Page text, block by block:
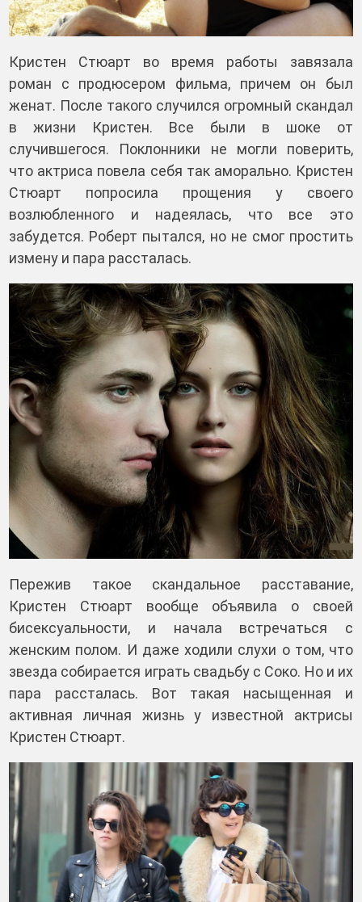
Кристен Стюарт во время работы завязала
роман с продюсером фильма, причем он был
женат. После такого случился огромный скандал
в жизни Кристен. Все были в шоке от
случившегося. Поклонники не могли поверить,
что актриса повела себя так аморально. Кристен
Стюарт попросила прощения у своего
возлюбленного и надеялась, что все это
забудется. Роберт пытался, но не смог простить
измену и пара рассталась.
Пережив такое скандальное расставание,
Кристен Стюарт вообще объявила о своей
бисексуальности, и начала встречаться с
женским полом. И даже ходили слухи о том, что
звезда собирается играть свадьбу с Соко. Но и их
пара рассталась. Вот такая насыщенная и
активная личная жизнь у известной актрисы
Кристен Стюарт.